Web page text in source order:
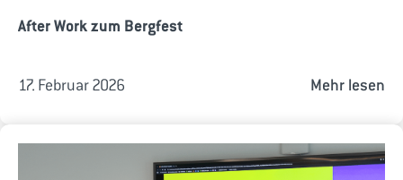
After Work zum Bergfest
17. Februar 2026 Mehr lesen